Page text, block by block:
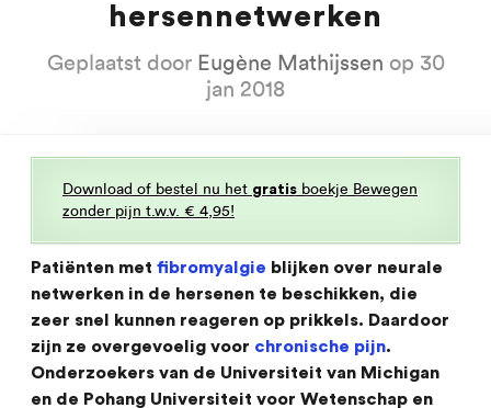
hersennetwerken
Geplaatst door Eugène Mathijssen op 30
jan 2018
Download of bestel nu het gratis boekje Bewegen
zonder pijn t.w.v. € 4,95!
Patiënten met fibromyalgie blijken over neurale
netwerken in de hersenen te beschikken, die
zeer snel kunnen reageren op prikkels. Daardoor
zijn ze overgevoelig voor chronische pijn.
Onderzoekers van de Universiteit van Michigan
en de Pohang Universiteit voor Wetenschap en